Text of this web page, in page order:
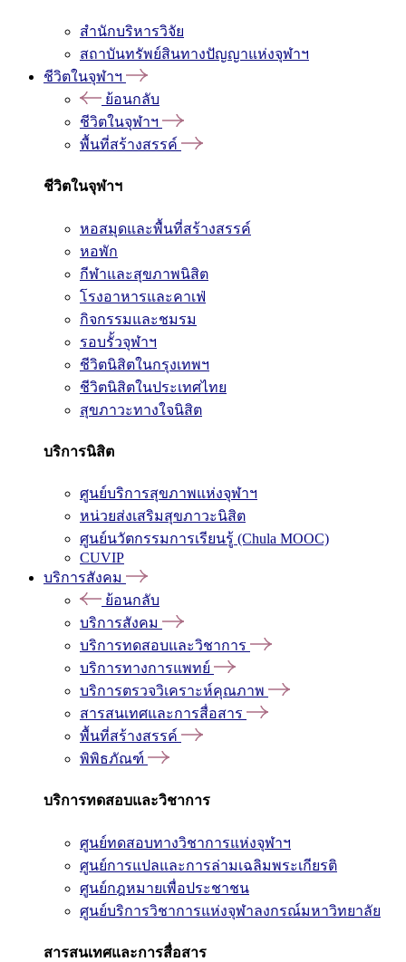
สำนักบริหารวิจัย
สถาบันทรัพย์สินทางปัญญาแห่งจุฬาฯ
ชีวิตในจุฬาฯ
ย้อนกลับ
ชีวิตในจุฬาฯ
พื้นที่สร้างสรรค์
ชีวิตในจุฬาฯ
หอสมุดและพื้นที่สร้างสรรค์
หอพัก
กีฬาและสุขภาพนิสิต
โรงอาหารและคาเฟ่
กิจกรรมและชมรม
รอบรั้วจุฬาฯ
ชีวิตนิสิตในกรุงเทพฯ
ชีวิตนิสิตในประเทศไทย
สุขภาวะทางใจนิสิต
บริการนิสิต
ศูนย์บริการสุขภาพแห่งจุฬาฯ
หน่วยส่งเสริมสุขภาวะนิสิต
ศูนย์นวัตกรรมการเรียนรู้ (Chula MOOC)
CUVIP
บริการสังคม
ย้อนกลับ
บริการสังคม
บริการทดสอบและวิชาการ
บริการทางการแพทย์
บริการตรวจวิเคราะห์คุณภาพ
สารสนเทศและการสื่อสาร
พื้นที่สร้างสรรค์
พิพิธภัณฑ์
บริการทดสอบและวิชาการ
ศูนย์ทดสอบทางวิชาการแห่งจุฬาฯ
ศูนย์การแปลและการล่ามเฉลิมพระเกียรติ
ศูนย์กฎหมายเพื่อประชาชน
ศูนย์บริการวิชาการแห่งจุฬาลงกรณ์มหาวิทยาลัย
สารสนเทศและการสื่อสาร